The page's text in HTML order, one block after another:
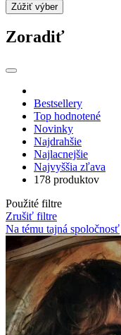
Zúžiť výber
Zoradiť
Bestsellery
Top hodnotené
Novinky
Najdrahšie
Najlacnejšie
Najvyššia zľava
178 produktov
Použité filtre
Zrušiť filtre
Na tému tajná spoločnosť